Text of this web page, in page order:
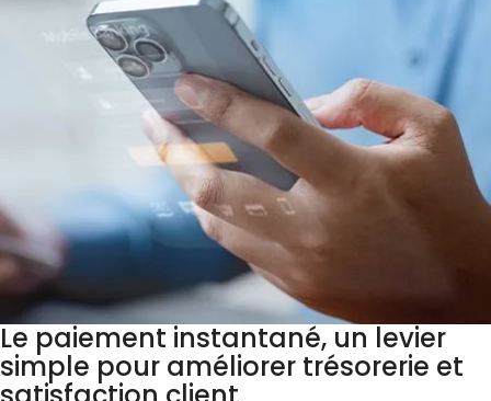
Le paiement instantané, un levier
simple pour améliorer trésorerie et